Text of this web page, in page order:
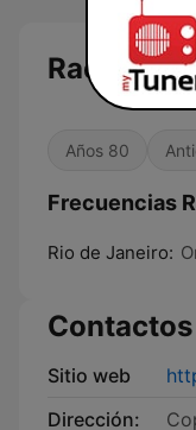
Radio
Años 80
Frecuencias
Rio de Janeiro:
Contactos
Sitio web
Dirección: